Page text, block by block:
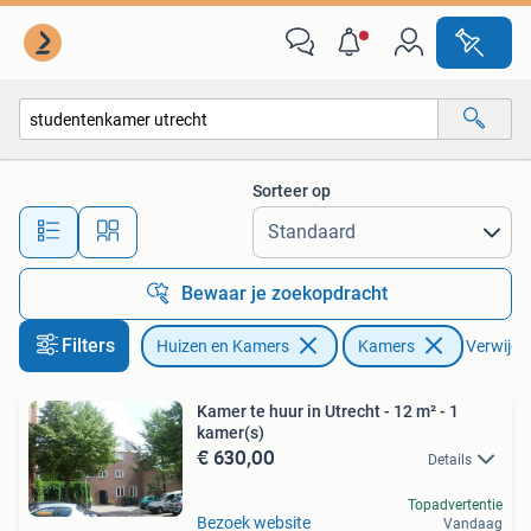
Alle afstanden…
Sorteer op
Bewaar je zoekopdracht
Filters Huizen en Kamers Kamers
Kamer te huur in Utrecht - 12 m² - 1
kamer(s)
€ 630,00 Details
Bezoek website
Topadvertentie
Vandaag